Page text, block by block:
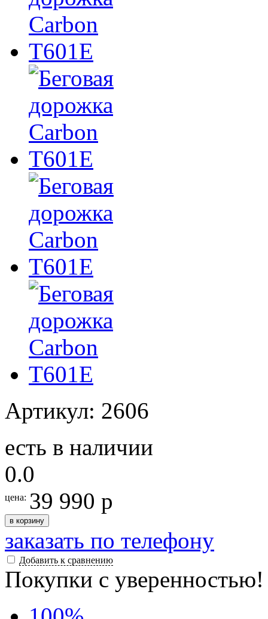
Артикул: 2606
есть в наличии
0.0
цена: 39 990 р
в корзину
заказать по телефону
Добавить к сравнению
Покупки с уверенностью!